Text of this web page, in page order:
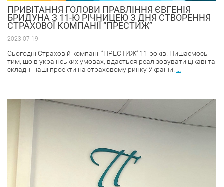
ПРИВІТАННЯ ГОЛОВИ ПРАВЛІННЯ ЄВГЕНІЯ
БРИДУНА З 11-Ю РІЧНИЦЕЮ З ДНЯ СТВОРЕННЯ
СТРАХОВОЇ КОМПАНІЇ “ПРЕСТИЖ”
2023-07-19
Сьогодні Страховій компанії “ПРЕСТИЖ” 11 років. Пишаємось
тим, що в українських умовах, вдається реалізовувати цікаві та
складні наші проекти на страховому ринку України. ...